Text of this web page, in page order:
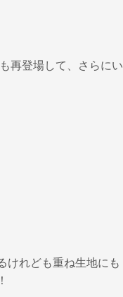
再登場して、さらにい
けれども重ね生地にも